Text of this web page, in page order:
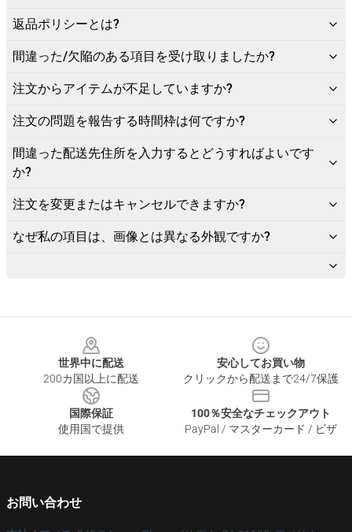
返品ポリシーとは?
間違った/欠陥のある項目を受け取りましたか?
注文からアイテムが不足していますか?
注文の問題を報告する時間枠は何ですか?
間違った配送先住所を入力するとどうすればよいです
か?
注文を変更またはキャンセルできますか?
なぜ私の項目は、画像とは異なる外観ですか?
世界中に配送
200カ国以上に配送
安心してお買い物
クリックから配送まで24/7保護
国際保証
使用国で提供
100％安全なチェックアウト
PayPal / マスターカード / ビザ
お問い合わせ